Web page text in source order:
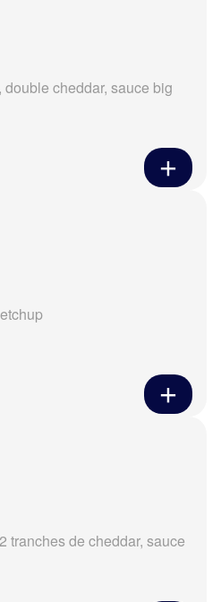
cheddar, sauce big
tranches de cheddar, sauce